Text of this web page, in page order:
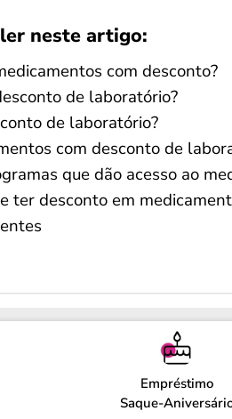
neste artigo:
com desconto?
de laboratório?
de laboratório?
com desconto de
que dão acesso ao
ter desconto em
Empréstimo
Saque-